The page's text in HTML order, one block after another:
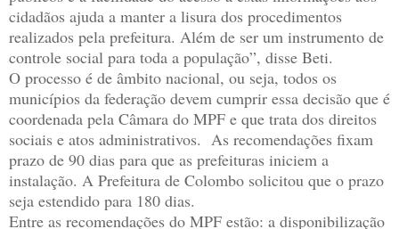
cidadãos ajuda a manter a lisura dos procedimentos
realizados pela prefeitura. Além de ser um instrumento de
controle social para toda a população”, disse Beti.
O processo é de âmbito nacional, ou seja, todos os
municípios da federação devem cumprir essa decisão que é
coordenada pela Câmara do MPF e que trata dos direitos
sociais e atos administrativos. As recomendações fixam
prazo de 90 dias para que as prefeituras iniciem a
instalação. A Prefeitura de Colombo solicitou que o prazo
seja estendido para 180 dias.
Entre as recomendações do MPF estão: a disponibilização